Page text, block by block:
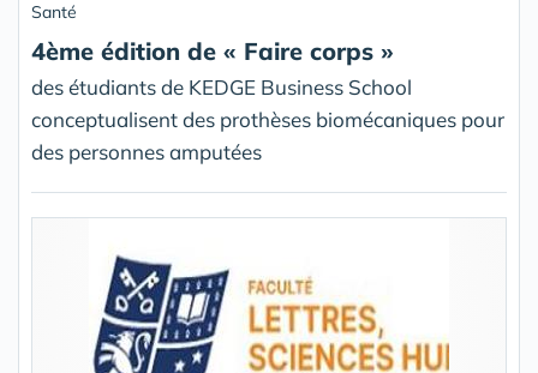
Santé
4ème édition de « Faire corps »
des étudiants de KEDGE Business School
conceptualisent des prothèses biomécaniques pour
des personnes amputées